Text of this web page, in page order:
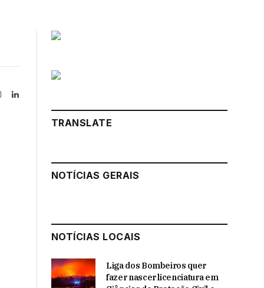
InstagramLinkedIn
TRANSLATE
NOTÍCIAS GERAIS
NOTÍCIAS LOCAIS
Liga dos Bombeiros quer
fazer nascer licenciatura em